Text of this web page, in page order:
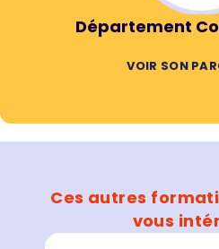
Département
VOIR SON
Ces autres
vous